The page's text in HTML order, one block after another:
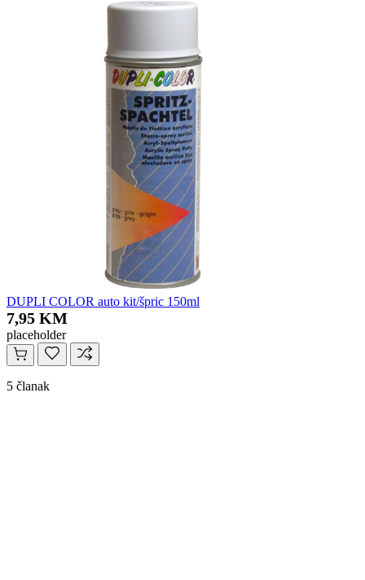
DUPLI COLOR auto kit/špric 150ml
7,95 KM
placeholder
5 članak